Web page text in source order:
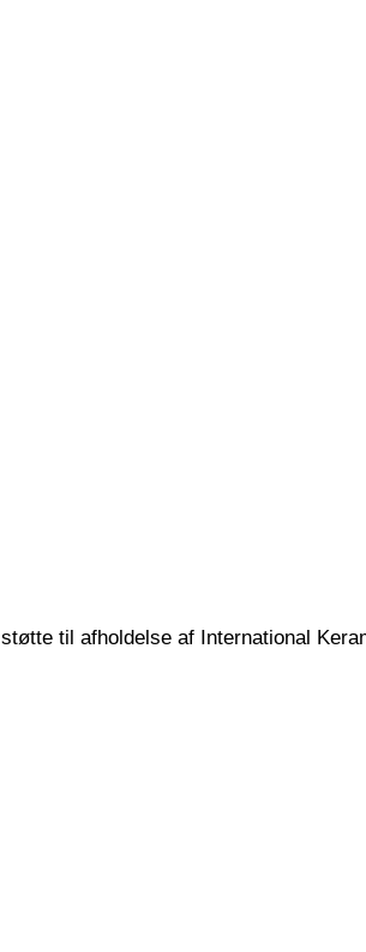
til afholdelse af International